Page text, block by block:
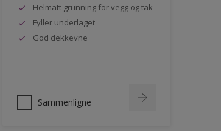
Helmatt grunning for vegg og tak
Fyller underlaget
God dekkevne
Sammenligne